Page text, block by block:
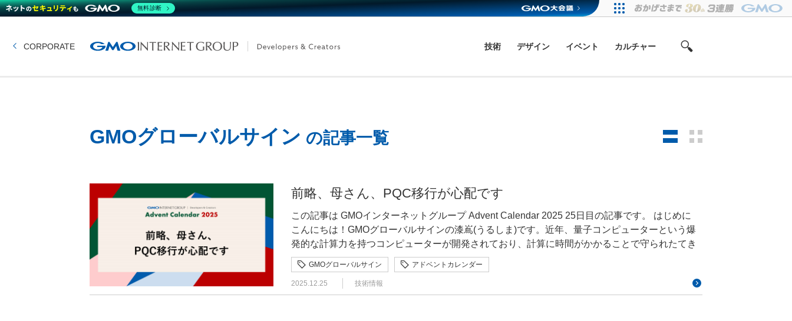
CORPORATE 技術 デザイン イベント カルチャー
GMOグローバルサイン の記事一覧
前略、母さん、PQC移行が心配です
この記事は GMOインターネットグループ Advent Calendar 2025 25日目の記事です。 はじめに
こんにちは！GMOグローバルサインの漆嶌(うるしま)です。近年、量子コンピューターという爆
発的な計算力を持つコンピューターが開発されており、計算に時間がかかることで守られたてき
たこれまでの暗号が解読されてしまう可能性があります。量子コンピューターが実現したとして
も解読されにくい暗号として耐量子計算機暗号(PQC、Post-quantum cryptography)が開発されま
した。いろんな国や業界から暗号をPQCに移行するためのガイドラインが出ており、エライ人か
GMOグローバルサイン アドベントカレンダー
2025.12.25 技術情報
無料診断